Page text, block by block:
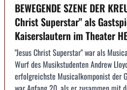
BEWEGENDE SZENE DER
Christ Superstar" als
Kaiserslautern im Theater
"Jesus Christ Superstar" war als
Wurf des Musikstudenten Andrew
erfolgreichste Musicalkomponist der